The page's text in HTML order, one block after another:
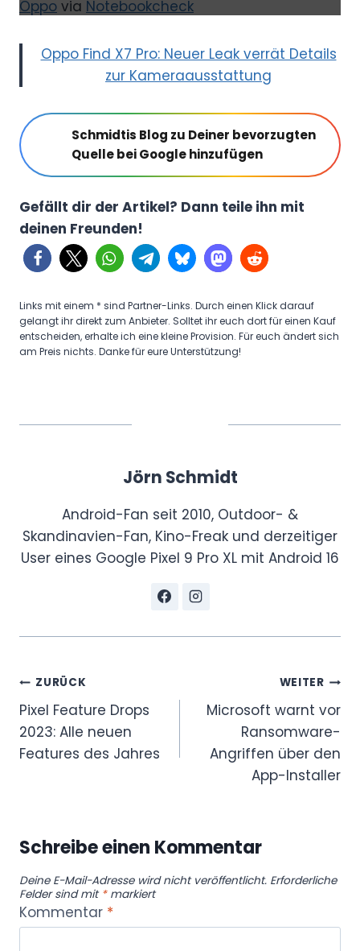
e
r
e
s
O
f
f
c
i
l
T
r
v
o
n
u
b
g
e
Oppo via Notebookcheck
Oppo Find X7 Pro: Neuer Leak verrät Details
zur Kameraausstattung
Schmidtis Blog zu Deiner bevorzugten
Quelle bei Google hinzufügen
Gefällt dir der Artikel? Dann teile ihn mit
deinen Freunden!
Links mit einem * sind Partner-Links. Durch einen Klick darauf
gelangt ihr direkt zum Anbieter. Solltet ihr euch dort für einen Kauf
entscheiden, erhalte ich eine kleine Provision. Für euch ändert sich
am Preis nichts. Danke für eure Unterstützung!
Jörn Schmidt
Android-Fan seit 2010, Outdoor- &
Skandinavien-Fan, Kino-Freak und derzeitiger
User eines Google Pixel 9 Pro XL mit Android 16
Beitragsnavigation
ZURÜCK
Pixel Feature Drops
2023: Alle neuen
Features des Jahres
WEITER
Microsoft warnt vor
Ransomware-
Angriffen über den
App-Installer
Schreibe einen Kommentar
Deine E-Mail-Adresse wird nicht veröffentlicht. Erforderliche
Felder sind mit *markiert
Kommentar *